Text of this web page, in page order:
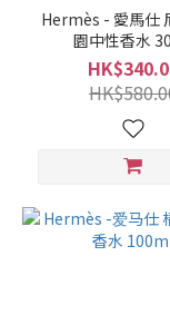
Hermès - 愛馬仕
園中性香水